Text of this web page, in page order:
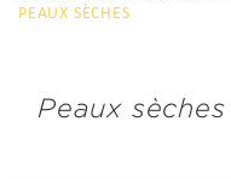
PEAUX SÈCHES
Peaux sèches